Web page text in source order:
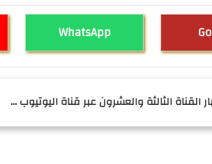
WhatsApp
القناة الثالثة والعشرون عبر قناة اليوتيوب ...